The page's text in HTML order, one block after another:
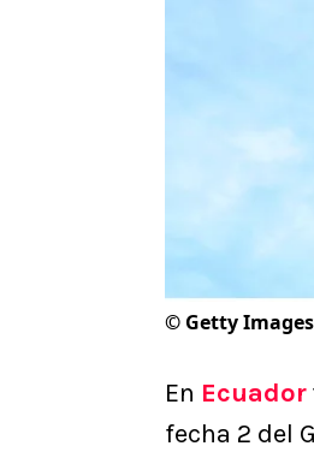
© Getty
En Ecuador
fecha 2 del